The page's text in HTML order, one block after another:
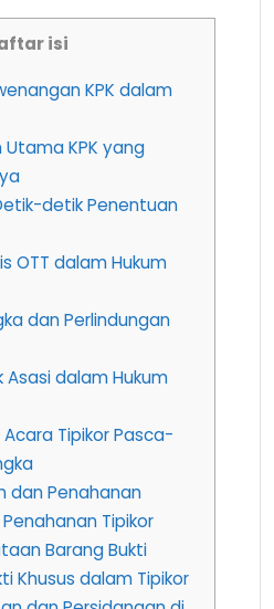
isi
KPK dalam
KPK yang
detik Penentuan
OTT dalam Hukum
dan Perlindungan
Asasi dalam Hukum
Tipikor Pasca-
dan Penahanan
Penahanan Tipikor
Barang Bukti
Khusus dalam Tipikor